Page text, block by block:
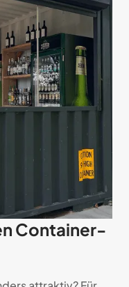
Container-